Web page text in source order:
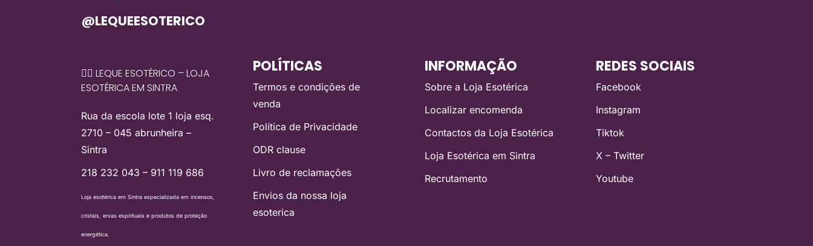
@LEQUEESOTERICO
🧙‍♀️ LEQUE ESOTÉRICO – LOJA
ESOTÉRICA EM SINTRA
Rua da escola lote 1 loja esq.
2710 – 045 abrunheira –
Sintra
218 232 043 – 911 119 686
Loja esotérica em Sintra especializada em incensos,
cristais, ervas espirituais e produtos de proteção
energética.
POLÍTICAS
Termos e condições de
venda
Política de Privacidade
ODR clause
Livro de reclamações
Envios da nossa loja
esoterica
INFORMAÇÃO
Sobre a Loja Esotérica
Localizar encomenda
Contactos da Loja Esotérica
Loja Esotérica em Sintra
Recrutamento
REDES SOCIAIS
Facebook
Instagram
Tiktok
X – Twitter
Youtube